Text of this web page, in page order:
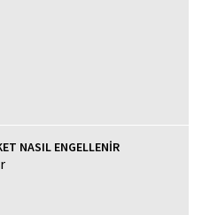
NASIL ENGELLENİR